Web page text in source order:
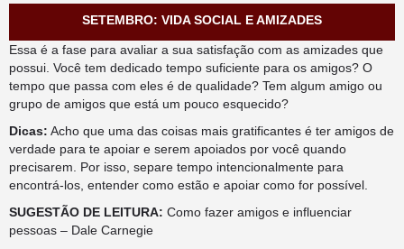
SETEMBRO: VIDA SOCIAL E AMIZADES
Essa é a fase para avaliar a sua satisfação com as amizades que
possui. Você tem dedicado tempo suficiente para os amigos? O
tempo que passa com eles é de qualidade? Tem algum amigo ou
grupo de amigos que está um pouco esquecido?
Dicas: Acho que uma das coisas mais gratificantes é ter amigos de
verdade para te apoiar e serem apoiados por você quando
precisarem. Por isso, separe tempo intencionalmente para
encontrá-los, entender como estão e apoiar como for possível.
SUGESTÃO DE LEITURA: Como fazer amigos e influenciar
pessoas – Dale Carnegie